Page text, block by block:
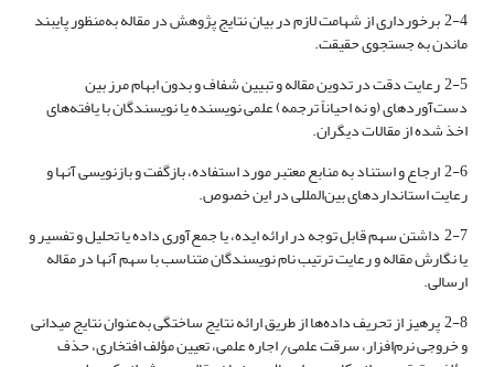
2-4 برخورداری از شهامت لازم در بیان نتایج پژوهش در مقاله به‌‌منظور پایبند
ماندن به جستجوی حقیقت.
2-5 رعایت دقت در تدوین مقاله و تبیین شفاف و بدون ابهام مرز بین
دست‌‌آوردهای (و نه احیاناً ترجمه) علمی نویسنده یا نویسندگان با یافته‌های
اخذ شده از مقالات دیگران.
2-6 ارجاع و استناد به منابع معتبر مورد استفاده، بازگفت و بازنویسی آنها و
رعایت استانداردهای بین‌المللی در این خصوص.
2-7 داشتن سهم قابل توجه در ارائه ایده‌، یا جمع‌آوری داده یا تحلیل و تفسیر و
یا نگارش مقاله و رعایت ترتیب نام نویسندگان متناسب با سهم آنها در مقاله
ارسالی.
2-8 پرهیز از تحریف داده‌ها از طریق ارائه نتایج ساختگی به‌عنوان نتایج میدانی
و خروجی نرم‌افزار، سرقت علمی٫ اجاره علمی، تعیین مؤلف افتخاری، حذف